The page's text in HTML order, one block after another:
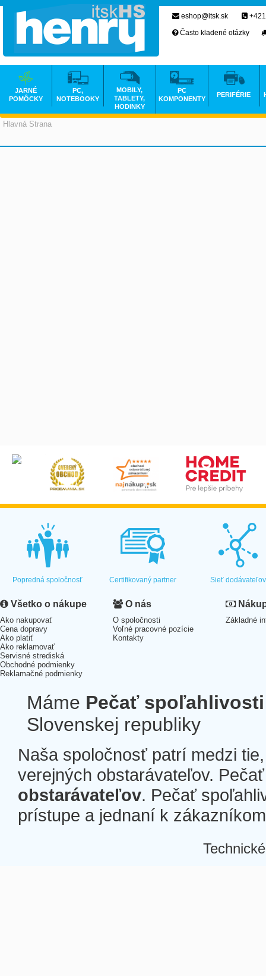
Hlavná Strana
eshop@itsk.sk
Často kladené otázky
JARNÉ
POMÔCKY
PC,
NOTEBOOKY
MOBILY,
TABLETY,
HODINKY
PC
KOMPONENTY
PERIFÉRIE
Popredná spoločnosť Certifikovaný partner Sieť dodávateľov
Všetko o nákupe
Ako nakupovať
Cena dopravy
Ako platiť
Ako reklamovať
Servisné strediská
Obchodné podmienky
Reklamačné podmienky
O nás
O spoločnosti
Voľné pracovné pozície
Kontakty
Základné
Máme Pečať spoľahlivosti
Slovenskej republiky
Naša spoločnosť patrí medzi
verejných obstarávateľov.
obstarávateľov. Pečať
prístupe a jednaní k